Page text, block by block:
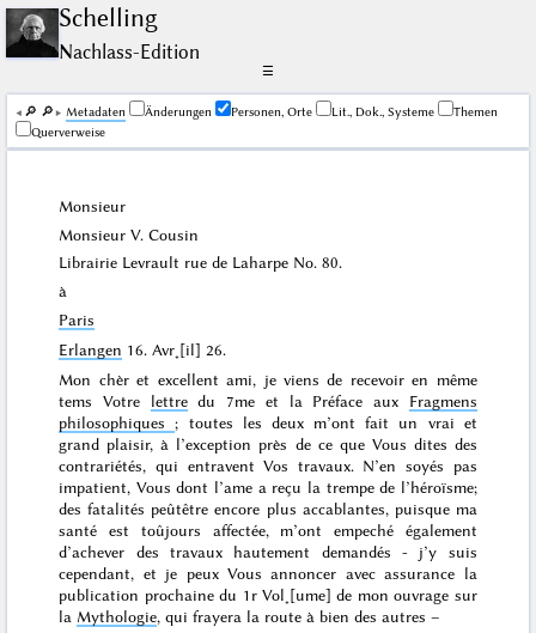
Schelling
Nachlass-Edition
☰
🔎︎ 🔎︎ Me­ta­da­ten Änderungen Personen, Orte Lit., Dok., Systeme
Themen
Querverweise
Monsieur
Monsieur V.Cousin
Librairie Levrault rue de Laharpe No. 80.
à
Paris
Erlangen 16. Avr˖[il] 26.
Mon chèr et excellent ami, je viens de recevoir en même
tems Votre lettredu 7me et la Préface aux Fragmens
philosophiques; toutes les deux m’ont fait un vrai et
grand plaisir, à l’exception près de ce que Vous dites des
contrariétés, qui entravent Vos travaux. N’en soyés pas
impatient, Vous dont l’ame a reçu la trempe de l’héroïsme;
des fatalités peûtêtre encore plus accablantes, puisque ma
santé est toûjours affectée, m’ont empeché également
d’achever des travaux hautement demandés - j’y suis
cependant, et je peux Vous annoncer avec assurance la
publication prochaine du 1r Vol˖[ume] de mon ouvrage sur
la Mythologie, qui frayera la route à bien des autres –